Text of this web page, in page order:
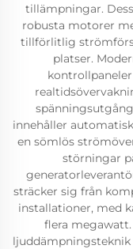
tillämpningar.
robusta motorer
tillförlitlig
platser.
innehåller
en sömlös
störningar
sträcker sig från
installationer, med
flera